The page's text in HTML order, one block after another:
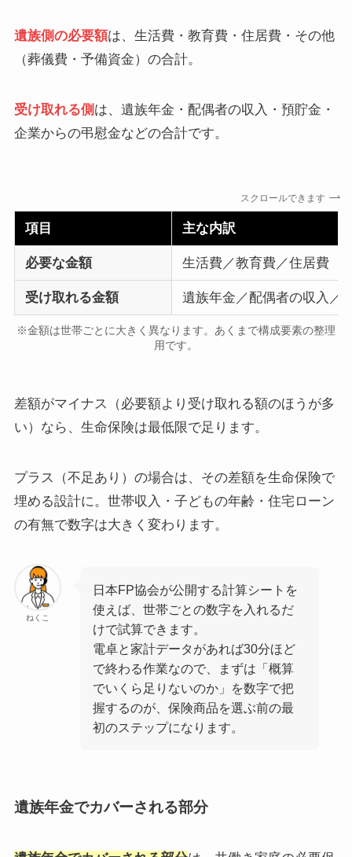
遺族側の必要額は、生活費・教育費・住居費・その他
（葬儀費・予備資金）の合計。
受け取れる側 は、遺族年金・配偶者の収入・預貯金・
企業からの弔慰金などの合計です。
スクロールできます
項目 主な内訳
必要な金額 生活費／教育費／住居費（
受け取れる金額 遺族年金／配偶者の収入／
※金額は世帯ごとに大きく異なります。あくまで構成要素の整理
用です。
差額がマイナス（必要額より受け取れる額のほうが多
い）なら、生命保険は最低限で足ります。
プラス（不足あり）の場合は、その差額を生命保険で
埋める設計に。世帯収入・子どもの年齢・住宅ローン
の有無で数字は大きく変わります。
ねくこ
日本FP協会が公開する計算シートを
使えば、世帯ごとの数字を入れるだ
けで試算できます。
電卓と家計データがあれば30分ほど
で終わる作業なので、まずは「概算
でいくら足りないのか」を数字で把
握するのが、保険商品を選ぶ前の最
初のステップになります。
遺族年金でカバーされる部分